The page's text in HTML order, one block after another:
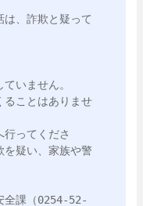
は、詐欺と疑って
いません。
ることはありませ
ってくださ
を疑い、家族や警
全課（0254-52-